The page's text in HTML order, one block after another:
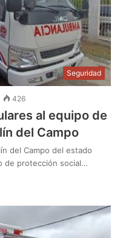
Seguridad
426
al equipo de
del Campo
del Campo del estado
de protección social…